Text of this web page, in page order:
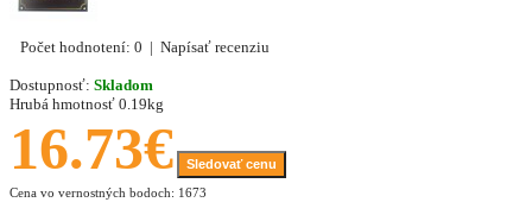
Počet hodnotení: 0 | Napísať recenziu
Dostupnosť: Skladom
Hrubá hmotnosť 0.19kg
16.73€
Sledovať cenu
Cena vo vernostných bodoch: 1673